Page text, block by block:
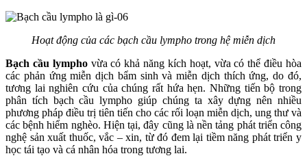
Hoạt động của các bạch cầu lympho trong hệ miễn dịch
Bạch cầu lymphovừa có khả năng kích hoạt, vừa có thể điều hòa
các phản ứng miễn dịch bẩm sinh và miễn dịch thích ứng, do đó,
tương lai nghiên cứu của chúng rất hứa hẹn. Những tiến bộ trong
phân tích bạch cầu lympho giúp chúng ta xây dựng nên nhiều
phương pháp điều trị tiên tiến cho các rối loạn miễn dịch, ung thư và
các bệnh hiểm nghèo. Hiện tại, đây cũng là nền tảng phát triển công
nghệ sản xuất thuốc, vắc – xin, từ đó đem lại tiềm năng phát triển y
học tái tạo và cá nhân hóa trong tương lai.